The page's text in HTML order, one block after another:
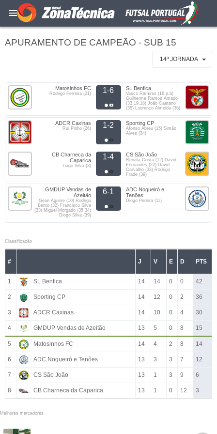
APURAMENTO DE CAMPEÃO - SUB 15
14ª JORNADA
Matosinhos FC
Rodrigo Ferreira (21) 1-6 SL Benfica
Vasco Ramires (16 p.b)
Guilherme Ramos Amado
(33,19,18) João Caetano
(35) Lourenço Almeida (36)
ADCR Caxinas
Rui Pinho (26) 1-2 Sporting CP
Afonso Abreu (15) Simão
Alves (34)
CB Charneca da
Caparica
Tiago Silva (3)
1-4 CS São João
Renata Costa (12) David
Fernandes (22) David
Carvalho (33) Rodrigo
Frade (39)
GMDUP Vendas de
Azeitão
Gean Aguirre (10) Rodrigo
Bento (32) Francisco Silva
(33) Miguel Morgado (35,34)
Diogo Silva (39)
6-1
ADC Nogueiró e
Tenões
Diogo Pereira (11)
Classificacão
# J V E D PTS
1 SL Benfica 14 14 0 0 42
2 Sporting CP 14 12 0 2 36
3 ADCR Caxinas 14 10 0 4 30
4 GMDUP Vendas de Azeitão 13 5 0 8 15
5 Matosinhos FC 14 4 2 8 14
6 ADC Nogueiró e Tenões 13 3 3 7 12
7 CS São João 13 1 3 9 6
8 CB Charneca da Caparica 13 1 0 12 3
Melhores marcadores